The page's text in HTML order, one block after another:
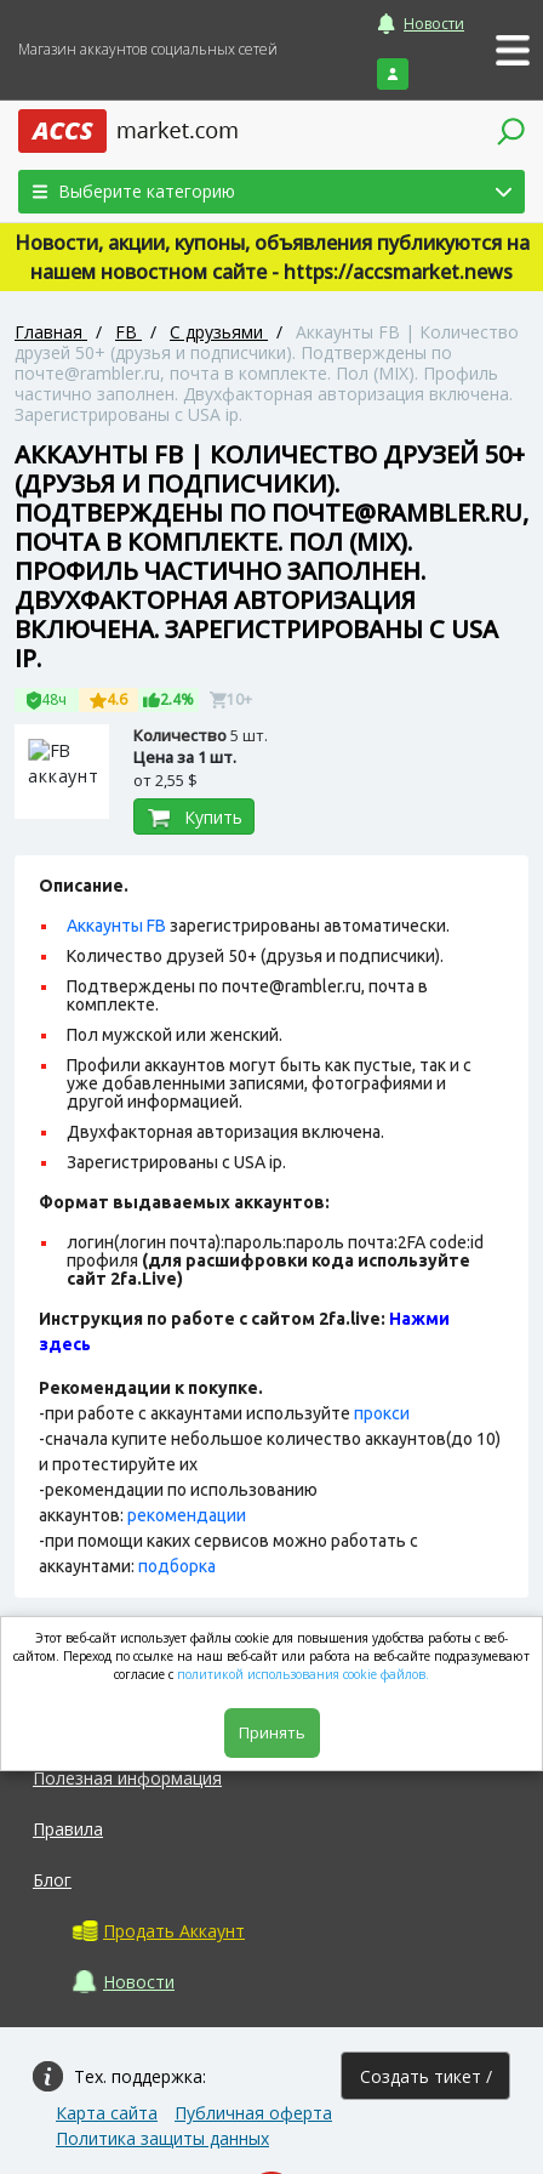
Магазин аккаунтов социальных сетей
Новости
Войти
Выберите категорию
Новости, акции, купоны, объявления публикуются на
нашем новостном сайте - https://accsmarket.news
Главная / FB / С друзьями / Аккаунты FB | Количество
друзей 50+ (друзья и подписчики). Подтверждены по
почте@rambler.ru, почта в комплекте. Пол (MIX). Профиль
частично заполнен. Двухфакторная авторизация включена.
Зарегистрированы с USA ip.
АККАУНТЫ FB | КОЛИЧЕСТВО ДРУЗЕЙ 50+
(ДРУЗЬЯ И ПОДПИСЧИКИ).
ПОДТВЕРЖДЕНЫ ПО ПОЧТЕ@RAMBLER.RU,
ПОЧТА В КОМПЛЕКТЕ. ПОЛ (MIX).
ПРОФИЛЬ ЧАСТИЧНО ЗАПОЛНЕН.
ДВУХФАКТОРНАЯ АВТОРИЗАЦИЯ
ВКЛЮЧЕНА. ЗАРЕГИСТРИРОВАНЫ С USA
IP.
48ч 4.6 2.4% 10+
Количество5 шт.
Цена за 1 шт.
от2,55 $
Купить
Описание.
Аккаунты FB зарегистрированы автоматически.
Количество друзей 50+ (друзья и подписчики).
Подтверждены по почте@rambler.ru, почта в
комплекте.
Пол мужской или женский.
Профили аккаунтов могут быть как пустые, так и с
уже добавленными записями, фотографиями и
другой информацией.
Двухфакторная авторизация включена.
Зарегистрированы с USA ip.
Формат выдаваемых аккаунтов:
логин(логин почта):пароль:пароль почта:2FA code:id
профиля (для расшифровки кода используйте
сайт 2fa.Live)
Инструкция по работе с сайтом 2fa.live: Нажми
здесь
Рекомендации к покупке.
-при работе с аккаунтами используйте прокси
-сначала купите небольшое количество аккаунтов(до 10)
и протестируйте их
-рекомендации по использованию
аккаунтов: рекомендации
-при помощи каких сервисов можно работать с
аккаунтами: подборка
market.com
Полезная информация
Правила
Блог
Продать Аккаунт
Новости
Тех. поддержка: Создать тикет /
Карта сайта
Публичная оферта
Политика защиты данных
Этот веб-сайт использует файлы cookie для повышения удобства работы с веб-
сайтом. Переход по ссылке на наш веб-сайт или работа на веб-сайте подразумевают
согласие с политикой использования cookie файлов.
Принять